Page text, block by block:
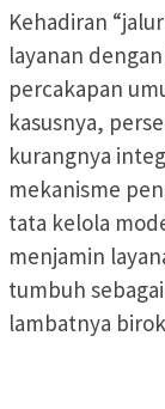
Kehadiran
layanan
percakapan
kasusnya,
kurangnya
mekanisme
tata kelola
menjamin
tumbuh
lambatnya